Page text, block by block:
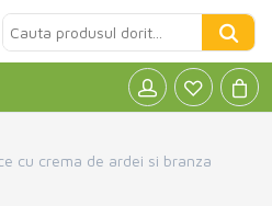
cu crema de ardei si branza